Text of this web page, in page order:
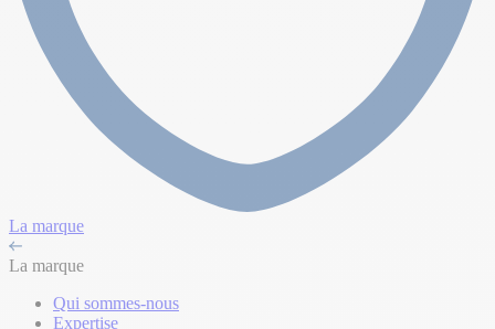
La marque
La marque
Qui sommes-nous
Expertise